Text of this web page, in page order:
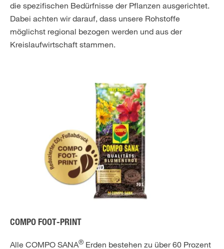
die spezifischen Bedürfnisse der Pflanzen ausgerichtet.
Dabei achten wir darauf, dass unsere Rohstoffe
möglichst regional bezogen werden und aus der
Kreislaufwirtschaft stammen.
COMPO FOOT-PRINT
Alle COMPO SANA® Erden bestehen zu über 60 Prozent